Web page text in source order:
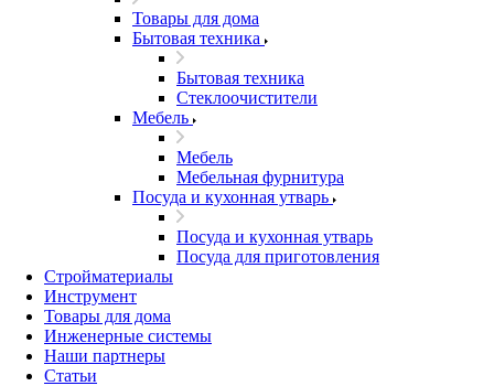
Товары для дома
Бытовая техника
Бытовая техника
Стеклоочистители
Мебель
Мебель
Мебельная фурнитура
Посуда и кухонная утварь
Посуда и кухонная утварь
Посуда для приготовления
Стройматериалы
Инструмент
Товары для дома
Инженерные системы
Наши партнеры
Статьи